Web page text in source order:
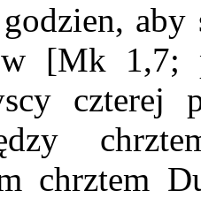
[Mk
czterej
chrztem